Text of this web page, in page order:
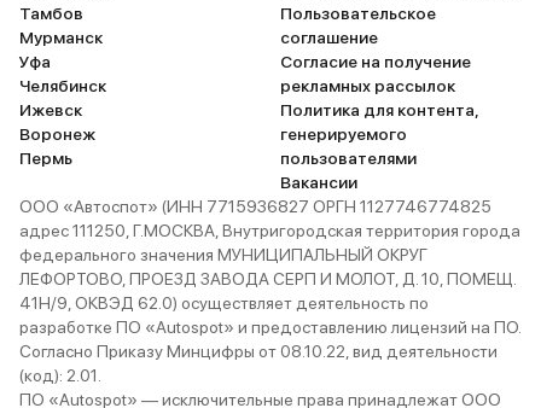
Тамбов
Мурманск
Уфа
Челябинск
Ижевск
Воронеж
Пермь
Пользовательское
соглашение
Согласие на получение
рекламных рассылок
Политика для контента,
генерируемого
пользователями
Вакансии
ООО «Автоспот» (ИНН 7715936827 ОРГН 1127746774825
адрес 111250, Г.МОСКВА, Внутригородская территория города
федерального значения МУНИЦИПАЛЬНЫЙ ОКРУГ
ЛЕФОРТОВО, ПРОЕЗД ЗАВОДА СЕРП И МОЛОТ, Д. 10, ПОМЕЩ.
41Н/9, ОКВЭД 62.0) осуществляет деятельность по
разработке ПО «Autospot» и предоставлению лицензий на ПО.
Согласно Приказу Минцифры от 08.10.22, вид деятельности
(код): 2.01.
ПО «Autospot» — исключительные права принадлежат ООО